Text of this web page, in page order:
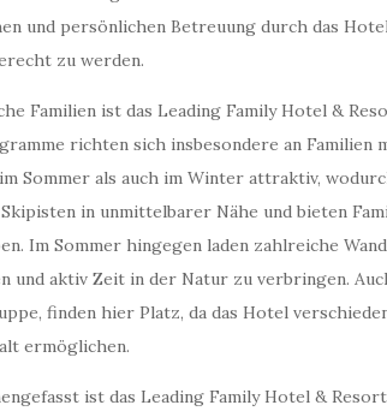
und persönlichen Betreuung durch das
zu werden.
Familien ist das Leading Family Hotel &
richten sich insbesondere an
Sommer als auch im Winter attraktiv,
in unmittelbarer Nähe und bieten
Im Sommer hingegen laden zahlreiche
und aktiv Zeit in der Natur zu verbringen.
finden hier Platz, da das Hotel
ermöglichen.
ist das Leading Family Hotel &